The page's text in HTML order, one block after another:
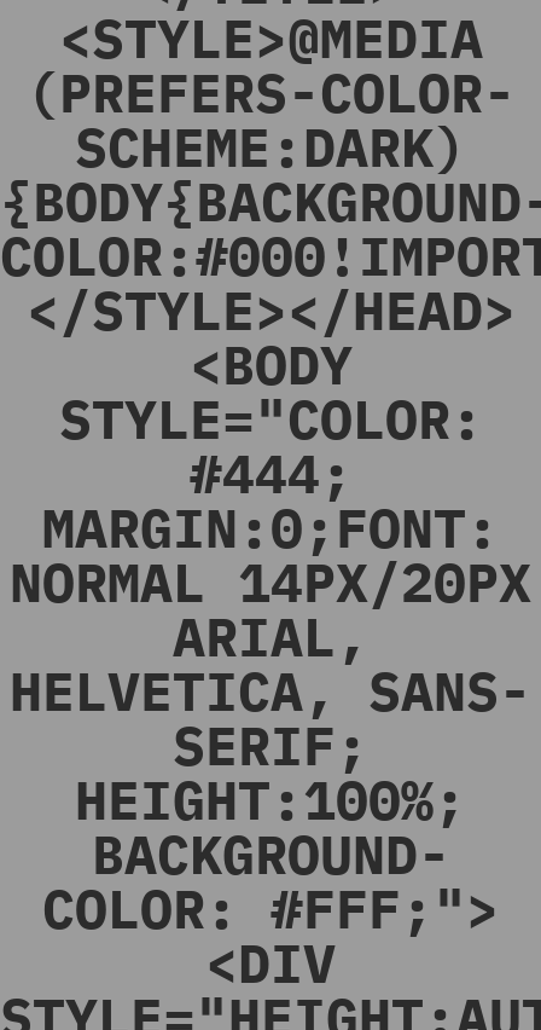
<STYLE>@MEDIA
(PREFERS-COLOR-
SCHEME:DARK)
</STYLE></HEAD>
<BODY
STYLE="COLOR:
#444;
MARGIN:0;FONT:
NORMAL 14PX/20PX
ARIAL,
HELVETICA, SANS-
SERIF;
HEIGHT:100%;
BACKGROUND-
COLOR: #FFF;">
<DIV